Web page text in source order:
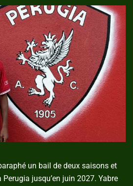
un bail de deux saisons et
jusqu’en juin 2027. Yabre